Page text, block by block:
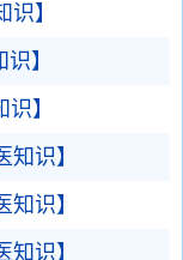
识】
】
】
识】
识】
知识】